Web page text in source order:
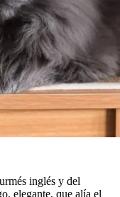
inglés y del
elegante, que alía el